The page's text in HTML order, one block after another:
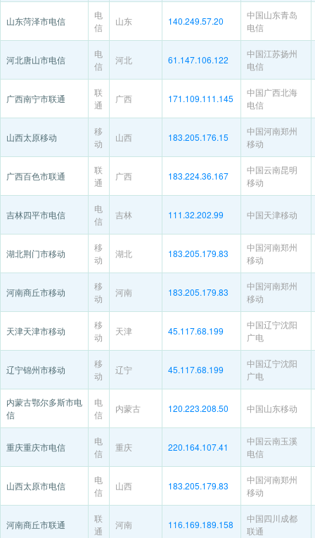
山东菏泽市电信
电
信
山东 140.249.57.20
中国山东青岛
电信
河北唐山市电信
电
信
河北 61.147.106.122
中国江苏扬州
电信
广西南宁市联通
联
通
广西 171.109.111.145
中国广西北海
电信
山西太原移动
移
动
山西 183.205.176.15
中国河南郑州
移动
广西百色市联通
联
通
广西 183.224.36.167
中国云南昆明
移动
吉林四平市电信
电
信
吉林 111.32.202.99 中国天津移动
湖北荆门市移动
移
动
湖北 183.205.179.83
中国河南郑州
移动
河南商丘市移动
移
动
河南 183.205.179.83
中国河南郑州
移动
天津天津市移动
移
动
天津 45.117.68.199
中国辽宁沈阳
广电
辽宁锦州市移动
移
动
辽宁 45.117.68.199
中国辽宁沈阳
广电
内蒙古鄂尔多斯市电
信
电
信
内蒙古 120.223.208.50 中国山东移动
重庆重庆市电信
电
信
重庆 220.164.107.41
中国云南玉溪
电信
山西太原市电信
电
信
山西 183.205.179.83
中国河南郑州
移动
河南商丘市联通
联
通
河南 116.169.189.158
中国四川成都
联通